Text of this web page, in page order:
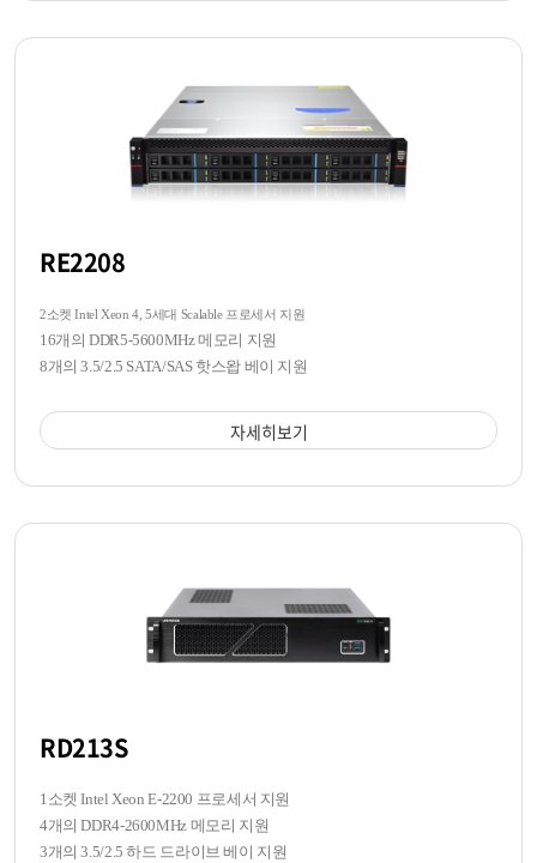
RE2208
2소켓 Intel Xeon 4, 5세대 Scalable 프로세서 지원
16개의 DDR5-5600MHz 메모리 지원
8개의 3.5/2.5 SATA/SAS 핫스왑 베이 지원
자세히보기
RD213S
1소켓 Intel Xeon E-2200 프로세서 지원
4개의 DDR4-2600MHz 메모리 지원
3개의 3.5/2.5 하드 드라이브 베이 지원